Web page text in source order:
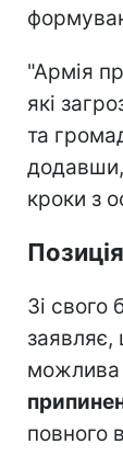
"Армія
які
та
кроки з
Зі
можлива
повного